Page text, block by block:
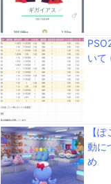
いて
【
動に
め